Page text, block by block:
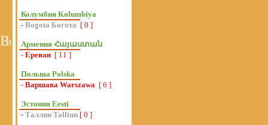
Колумбия Kolumbiya
- Bogota Богота [ 0 ]
Армения Հայաստան
- Ереван [ 11 ]
Польша Polska
- Варшава Warszawa [ 6 ]
Эстония Eesti
- Таллин Tallinn [ 0 ]